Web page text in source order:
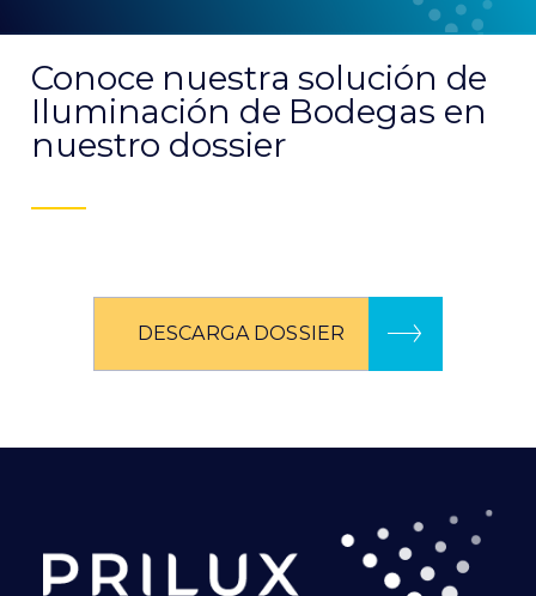
Conoce nuestra solución de
Iluminación de Bodegas en
nuestro dossier
DESCARGA DOSSIER